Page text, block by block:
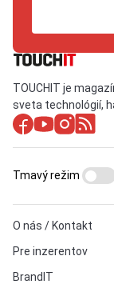
TOUCHIT je
sveta technológií,
O nás / Kontakt
Pre inzerentov
BrandIT
Tmavý režim